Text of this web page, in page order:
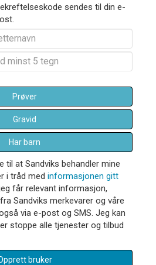
sendes til din e-
Prøver
Gravid
Har barn
til at Sandviks behandler mine
i tråd med informasjonen gitt
får relevant informasjon,
Sandviks merkevarer og våre
via e-post og SMS. Jeg kan
stoppe alle tjenester og tilbud
bruker